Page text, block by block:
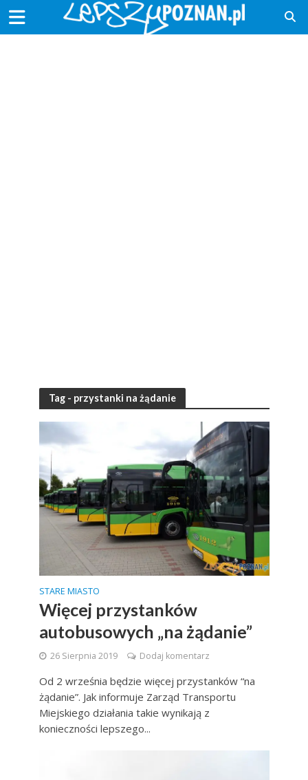
Tag - przystanki na żądanie
STARE MIASTO
Więcej przystanków
autobusowych „na żądanie”
26 Sierpnia 2019 Dodaj komentarz
Od 2 września będzie więcej przystanków “na
żądanie”. Jak informuje Zarząd Transportu
Miejskiego działania takie wynikają z
konieczności lepszego...